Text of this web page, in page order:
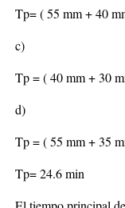
Tp= ( 55 mm + 40
c)
Tp = ( 40 mm + 30
d)
Tp = ( 55 mm + 35
Tp= 24.6 min